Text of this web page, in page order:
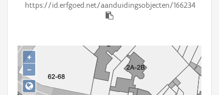
Thema
Persoon of collectief
Downloads
Hergebruik
https://id.erfgoed.net/aanduidingsobjecten/166234
+
−